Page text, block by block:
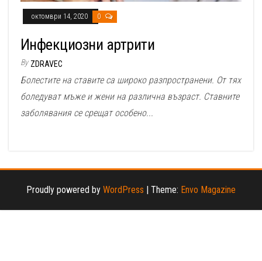
октомври 14, 2020 0
Инфекциозни артрити
By ZDRAVEC
Болестите на ставите са широко разпространени. От тях
боледуват мъже и жени на различна възраст. Ставните
заболявания се срещат особено...
Proudly powered by WordPress | Theme: Envo Magazine